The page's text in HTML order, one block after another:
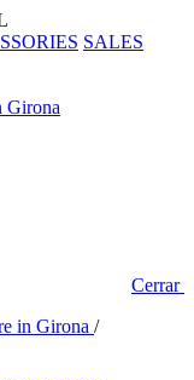
SALES
Cerrar
in Girona /